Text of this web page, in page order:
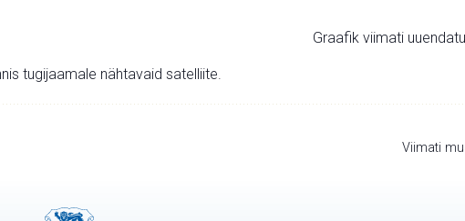
Graafik viimati
tugijaamale nähtavaid satelliite.
Viimati